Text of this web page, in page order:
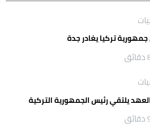
تركيا يغادر جدة
يلتقي رئيس الجمهورية التركية